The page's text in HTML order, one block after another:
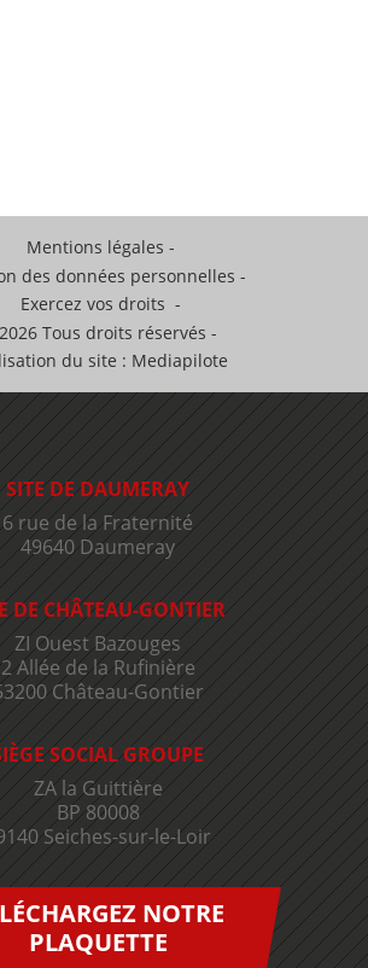
Mentions légales
des données personnelles
Exercez vos droits
Tous droits réservés
du site : Mediapilote
SITE DE DAUMERAY
6 rue de la Fraternité
49640 Daumeray
DE CHÂTEAU-GONTIER
ZI Ouest Bazouges
2 Allée de la Rufinière
Château-Gontier
SOCIAL GROUPE
ZA la Guittière
BP 80008
Seiches-sur-le-Loir
NOTRE
PLAQUETTE